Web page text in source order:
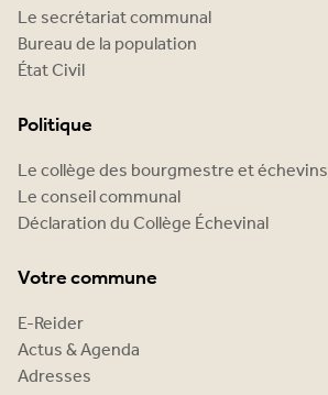
Le secrétariat communal
Bureau de la population
État Civil
Politique
Le collège des bourgmestre et échevins
Le conseil communal
Déclaration du Collège Échevinal
Votre commune
E-Reider
Actus & Agenda
Adresses